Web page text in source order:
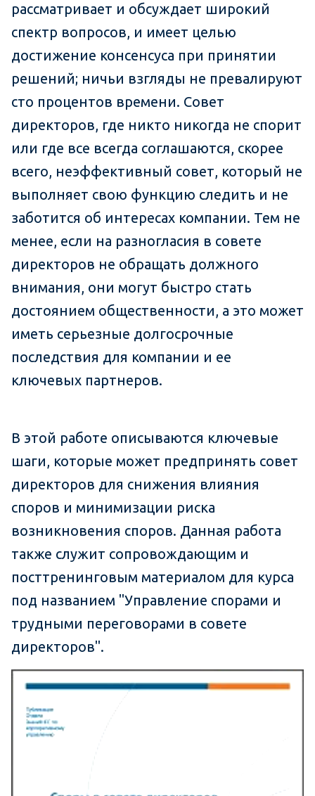
рассматривает и обсуждает широкий
спектр вопросов, и имеет целью
достижение консенсуса при принятии
решений; ничьи взгляды не превалируют
сто процентов времени. Совет
директоров, где никто никогда не спорит
или где все всегда соглашаются, скорее
всего, неэффективный совет, который не
выполняет свою функцию следить и не
заботится об интересах компании. Тем не
менее, если на разногласия в совете
директоров не обращать должного
внимания, они могут быстро стать
достоянием общественности, а это может
иметь серьезные долгосрочные
последствия для компании и ее
ключевых партнеров.
В этой работе описываются ключевые
шаги, которые может предпринять совет
директоров для снижения влияния
споров и минимизации риска
возникновения споров. Данная работа
также служит сопровождающим и
посттренинговым материалом для курса
под названием "Управление спорами и
трудными переговорами в совете
директоров".